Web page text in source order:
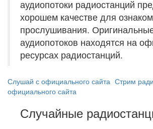
аудиопотоки радиостанций
хорошем качестве для
прослушивания.
аудиопотоков находятся на
ресурсах радиостанций.
Слушай с официального сайта Стрим
официального сайта
Случайные